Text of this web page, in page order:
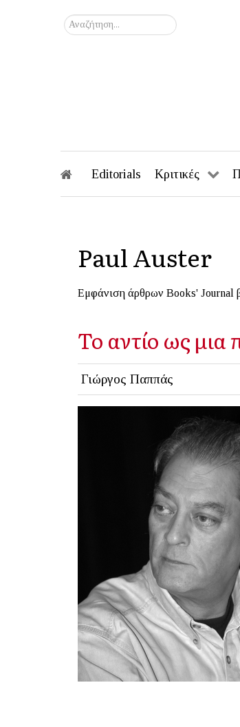
Αναζήτηση...
Editorials Κριτικές
Paul Auster
Εμφάνιση άρθρων Books' Journal
Το αντίο ως μια
Γιώργος Παππάς